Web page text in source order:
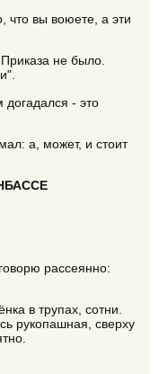
что вы воюете, а эти
не было.
догадался - это
а, может, и стоит
рассеянно:
в трупах, сотни.
рукопашная, сверху